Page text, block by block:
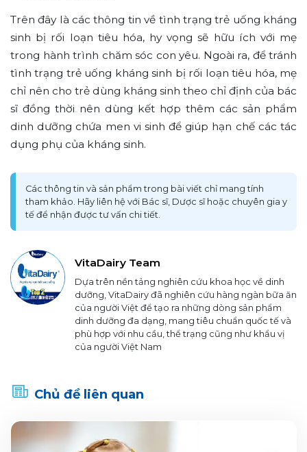
Trên đây là các thông tin về tình trạng trẻ uống kháng
sinh bị rối loạn tiêu hóa, hy vọng sẽ hữu ích với mẹ
trong hành trình chăm sóc con yêu. Ngoài ra, để tránh
tình trạng trẻ uống kháng sinh bị rối loạn tiêu hóa, mẹ
chỉ nên cho trẻ dùng kháng sinh theo chỉ định của bác
sĩ đồng thời nên dùng kết hợp thêm các sản phẩm
dinh dưỡng chứa men vi sinh để giúp hạn chế các tác
dụng phụ của kháng sinh.
Các thông tin và sản phẩm trong bài viết chỉ mang tính
tham khảo. Hãy liên hệ với Bác sĩ, Dược sĩ hoặc chuyên gia y
tế để nhận được tư vấn chi tiết.
VitaDairy Team
Dựa trên nền tảng nghiên cứu khoa học về dinh
dưỡng, VitaDairy đã nghiên cứu hàng ngàn bữa ăn
của người Việt để tạo ra những dòng sản phẩm
dinh dưỡng đa dạng, mang tiêu chuẩn quốc tế và
phù hợp với nhu cầu, thể trạng cũng như khẩu vị
của người Việt Nam
Chủ đề liên quan